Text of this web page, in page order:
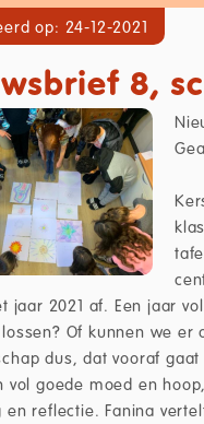
op: 24-12-2021
8,
jaar 2021 af. Een jaar
Of kunnen we er
dus, dat vooraf
vol goede moed en
en reflectie. Fanina